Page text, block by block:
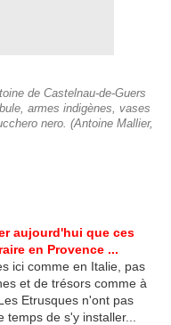
de Castelnau-de-Guers
armes indigènes, vases
nero. (Antoine Mallier,
aujourd'hui que ces
en Provence ...
ici comme en Italie, pas
et de trésors comme à
Etrusques n'ont pas
de s'y installer...